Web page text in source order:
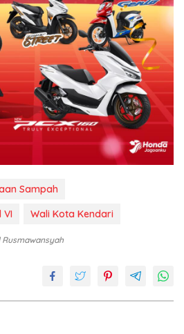
Sampah
VI
Wali Kota Kendari
Rusmawansyah